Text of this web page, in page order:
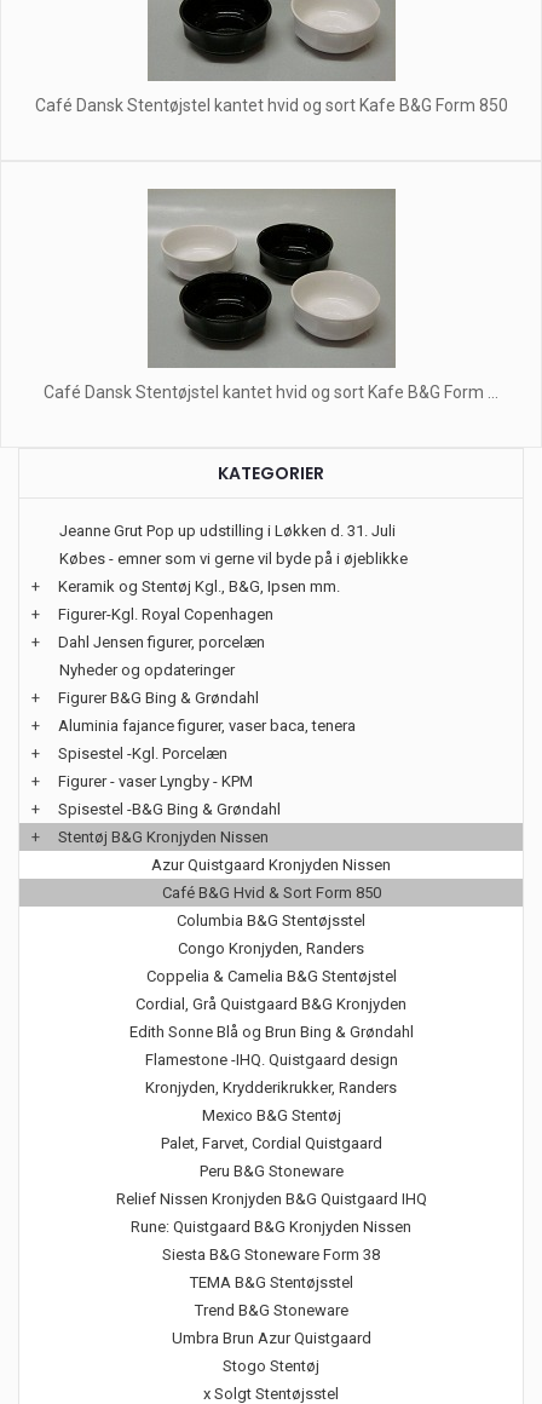
Café Dansk Stentøjstel kantet hvid og sort Kafe B&G Form 850
Café Dansk Stentøjstel kantet hvid og sort Kafe B&G Form ...
KATEGORIER
Jeanne Grut Pop up udstilling i Løkken d. 31. Juli
Købes - emner som vi gerne vil byde på i øjeblikke
+
Keramik og Stentøj Kgl., B&G, Ipsen mm.
+
Figurer-Kgl. Royal Copenhagen
+
Dahl Jensen figurer, porcelæn
Nyheder og opdateringer
+
Figurer B&G Bing & Grøndahl
+
Aluminia fajance figurer, vaser baca, tenera
+
Spisestel -Kgl. Porcelæn
+
Figurer - vaser Lyngby - KPM
+
Spisestel -B&G Bing & Grøndahl
+
Stentøj B&G Kronjyden Nissen
Azur Quistgaard Kronjyden Nissen
Café B&G Hvid & Sort Form 850
Columbia B&G Stentøjsstel
Congo Kronjyden, Randers
Coppelia & Camelia B&G Stentøjstel
Cordial, Grå Quistgaard B&G Kronjyden
Edith Sonne Blå og Brun Bing & Grøndahl
Flamestone -IHQ. Quistgaard design
Kronjyden, Krydderikrukker, Randers
Mexico B&G Stentøj
Palet, Farvet, Cordial Quistgaard
Peru B&G Stoneware
Relief Nissen Kronjyden B&G Quistgaard IHQ
Rune: Quistgaard B&G Kronjyden Nissen
Siesta B&G Stoneware Form 38
TEMA B&G Stentøjsstel
Trend B&G Stoneware
Umbra Brun Azur Quistgaard
Stogo Stentøj
x Solgt Stentøjsstel